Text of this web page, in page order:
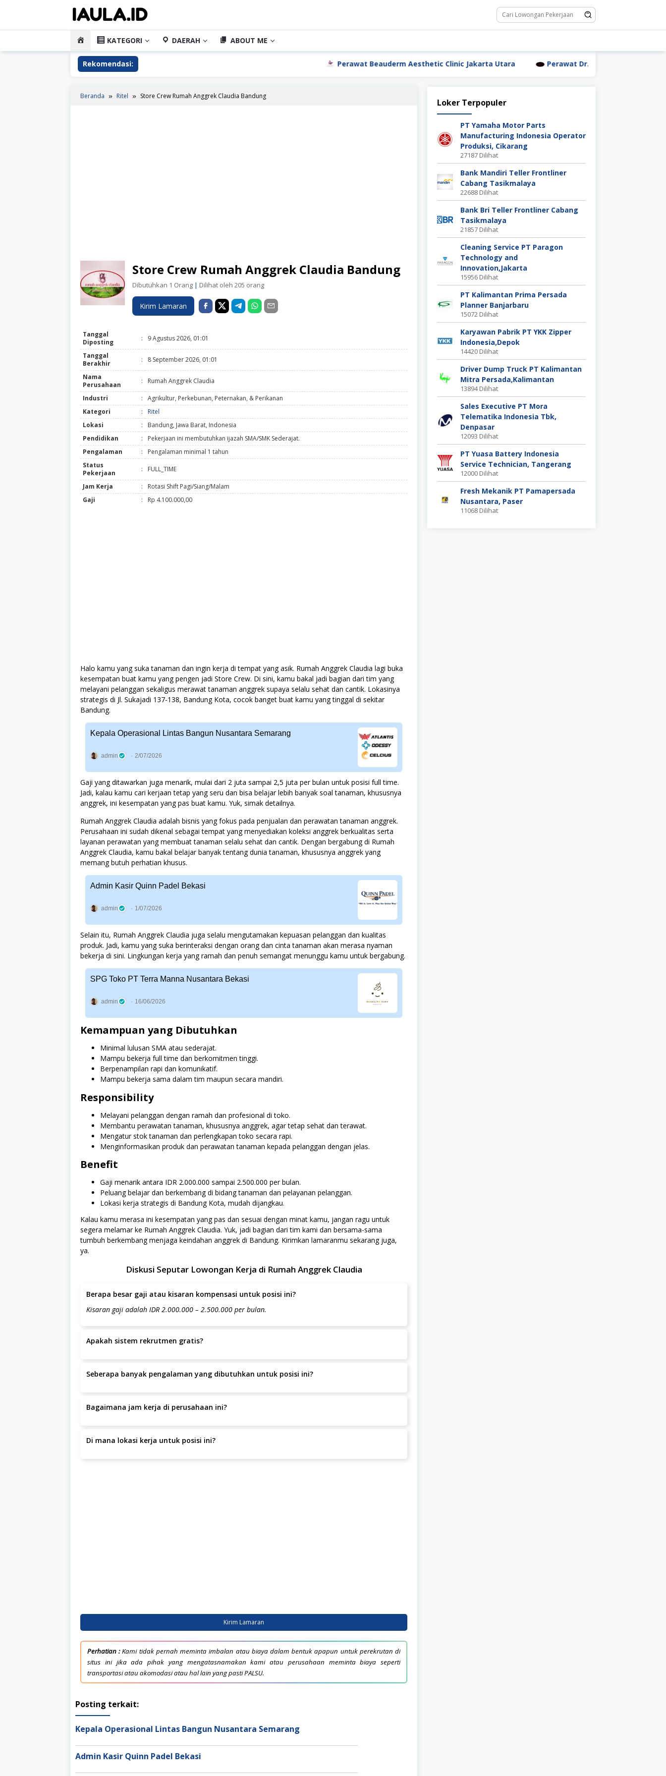
HOME KATEGORI DAERAH ABOUT ME
Rekomendasi: Perawat Beauderm Aesthetic Clinic Jakarta Utara Perawat Dr. Triyanti Sundari Jakarta Utara
Beranda Ritel Store Crew Rumah Anggrek Claudia Bandung
Store Crew Rumah Anggrek Claudia Bandung
Dibutuhkan 1 Orang | Dilihat oleh 205 orang
Kirim Lamaran
Tanggal
Diposting
: 9 Agustus 2026, 01:01
Tanggal
Berakhir
: 8 September 2026, 01:01
Nama
Perusahaan
: Rumah Anggrek Claudia
Industri :
Agrikultur, Perkebunan, Peternakan, & Perikanan
Kategori
:
Ritel
Lokasi
:
Bandung, Jawa Barat, Indonesia
Pendidikan
:
Pekerjaan ini membutuhkan ijazah SMA/SMK Sederajat.
Pengalaman
:
Pengalaman minimal 1 tahun
Status
Pekerjaan
: FULL_TIME
Jam Kerja :
Rotasi Shift Pagi/Siang/Malam
Gaji
: Rp 4.100.000,00
Halo kamu yang suka tanaman dan ingin kerja di tempat yang asik. Rumah Anggrek Claudia lagi buka
kesempatan buat kamu yang pengen jadi Store Crew. Di sini, kamu bakal jadi bagian dari tim yang
melayani pelanggan sekaligus merawat tanaman anggrek supaya selalu sehat dan cantik. Lokasinya
strategis di Jl. Sukajadi 137-138, Bandung Kota, cocok banget buat kamu yang tinggal di sekitar
Bandung.
Kepala Operasional Lintas Bangun Nusantara Semarang
admin 2/07/2026
Gaji yang ditawarkan juga menarik, mulai dari 2 juta sampai 2,5 juta per bulan untuk posisi full time.
Jadi, kalau kamu cari kerjaan tetap yang seru dan bisa belajar lebih banyak soal tanaman, khususnya
anggrek, ini kesempatan yang pas buat kamu. Yuk, simak detailnya.
Rumah Anggrek Claudia adalah bisnis yang fokus pada penjualan dan perawatan tanaman anggrek.
Perusahaan ini sudah dikenal sebagai tempat yang menyediakan koleksi anggrek berkualitas serta
layanan perawatan yang membuat tanaman selalu sehat dan cantik. Dengan bergabung di Rumah
Anggrek Claudia, kamu bakal belajar banyak tentang dunia tanaman, khususnya anggrek yang
memang butuh perhatian khusus.
Admin Kasir Quinn Padel Bekasi
admin 1/07/2026
Selain itu, Rumah Anggrek Claudia juga selalu mengutamakan kepuasan pelanggan dan kualitas
produk. Jadi, kamu yang suka berinteraksi dengan orang dan cinta tanaman akan merasa nyaman
bekerja di sini. Lingkungan kerja yang ramah dan penuh semangat menunggu kamu untuk bergabung.
SPG Toko PT Terra Manna Nusantara Bekasi
admin 16/06/2026
Kemampuan yang Dibutuhkan
Minimal lulusan SMA atau sederajat.
Mampu bekerja full time dan berkomitmen tinggi.
Berpenampilan rapi dan komunikatif.
Mampu bekerja sama dalam tim maupun secara mandiri.
Responsibility
Melayani pelanggan dengan ramah dan profesional di toko.
Membantu perawatan tanaman, khususnya anggrek, agar tetap sehat dan terawat.
Mengatur stok tanaman dan perlengkapan toko secara rapi.
Menginformasikan produk dan perawatan tanaman kepada pelanggan dengan jelas.
Benefit
Gaji menarik antara IDR 2.000.000 sampai 2.500.000 per bulan.
Peluang belajar dan berkembang di bidang tanaman dan pelayanan pelanggan.
Lokasi kerja strategis di Bandung Kota, mudah dijangkau.
Kalau kamu merasa ini kesempatan yang pas dan sesuai dengan minat kamu, jangan ragu untuk
segera melamar ke Rumah Anggrek Claudia. Yuk, jadi bagian dari tim kami dan bersama-sama
tumbuh berkembang menjaga keindahan anggrek di Bandung. Kirimkan lamaranmu sekarang juga,
ya.
Diskusi Seputar Lowongan Kerja di Rumah Anggrek Claudia
Berapa besar gaji atau kisaran kompensasi untuk posisi ini?
Kisaran gaji adalah IDR 2.000.000 – 2.500.000 per bulan.
Apakah sistem rekrutmen gratis?
Seberapa banyak pengalaman yang dibutuhkan untuk posisi ini?
Bagaimana jam kerja di perusahaan ini?
Di mana lokasi kerja untuk posisi ini?
Kirim Lamaran
Perhatian :Kami tidak pernah meminta imbalan atau biaya dalam bentuk apapun untuk perekrutan di
situs ini jika ada pihak yang mengatasnamakan kami atau perusahaan meminta biaya seperti
transportasi atau akomodasi atau hal lain yang pasti PALSU.
Posting terkait:
Kepala Operasional Lintas Bangun Nusantara Semarang
Admin Kasir Quinn Padel Bekasi
Loker Terpopuler
PT Yamaha Motor Parts
Manufacturing Indonesia Operator
Produksi, Cikarang
27187 Dilihat
Bank Mandiri Teller Frontliner
Cabang Tasikmalaya
22688 Dilihat
Bank Bri Teller Frontliner Cabang
Tasikmalaya
21857 Dilihat
Cleaning Service PT Paragon
Technology and
Innovation,Jakarta
15956 Dilihat
PT Kalimantan Prima Persada
Planner Banjarbaru
15072 Dilihat
Karyawan Pabrik PT YKK Zipper
Indonesia,Depok
14420 Dilihat
Driver Dump Truck PT Kalimantan
Mitra Persada,Kalimantan
13894 Dilihat
Sales Executive PT Mora
Telematika Indonesia Tbk,
Denpasar
12093 Dilihat
PT Yuasa Battery Indonesia
Service Technician, Tangerang
12000 Dilihat
Fresh Mekanik PT Pamapersada
Nusantara, Paser
11068 Dilihat